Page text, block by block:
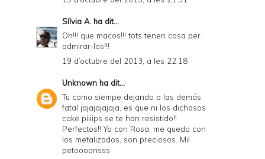
Sílvia A. ha dit...
Oh!!! que macos!!! tots tenen cosa per
admirar-los!!!
19 d’octubre del 2013, a les 22:18
Unknown ha dit...
Tu como siempe dejando a las demás
fatal jajajajajaja, es que ni los dichosos
cake piiiips se te han resistido!!
Perfectos!! Yo con Rosa, me quedo con
los metalizados, son preciosos. Mil
petoooonsss